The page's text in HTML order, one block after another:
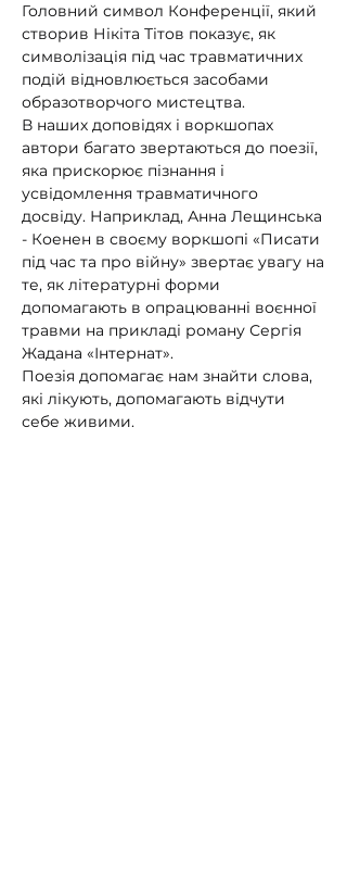
Головний символ Конференції, який
створив Нікіта Тітов показує, як
символізація під час травматичних
подій відновлюється засобами
образотворчого мистецтва.
В наших доповідях і воркшопах
автори багато звертаються до поезії,
яка прискорює пізнання і
усвідомлення травматичного
досвіду. Наприклад, Анна Лещинська
- Коенен в своєму воркшопі «Писати
під час та про війну» звертає увагу на
те, як літературні форми
допомагають в опрацюванні воєнної
травми на прикладі роману Сергія
Жадана «Інтернат».
Поезія допомагає нам знайти слова,
які лікують, допомагають відчути
себе живими.